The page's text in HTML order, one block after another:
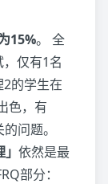
15%。 全
仅有1名
的学生在
色，有
问题。
依然是最
部分：